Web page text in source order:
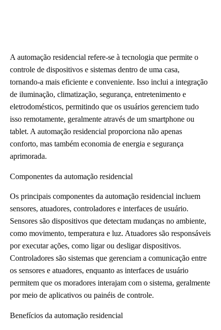
A automação residencial refere-se à tecnologia que permite o
controle de dispositivos e sistemas dentro de uma casa,
tornando-a mais eficiente e conveniente. Isso inclui a integração
de iluminação, climatização, segurança, entretenimento e
eletrodomésticos, permitindo que os usuários gerenciem tudo
isso remotamente, geralmente através de um smartphone ou
tablet. A automação residencial proporciona não apenas
conforto, mas também economia de energia e segurança
aprimorada.
Componentes da automação residencial
Os principais componentes da automação residencial incluem
sensores, atuadores, controladores e interfaces de usuário.
Sensores são dispositivos que detectam mudanças no ambiente,
como movimento, temperatura e luz. Atuadores são responsáveis
por executar ações, como ligar ou desligar dispositivos.
Controladores são sistemas que gerenciam a comunicação entre
os sensores e atuadores, enquanto as interfaces de usuário
permitem que os moradores interajam com o sistema, geralmente
por meio de aplicativos ou painéis de controle.
Benefícios da automação residencial